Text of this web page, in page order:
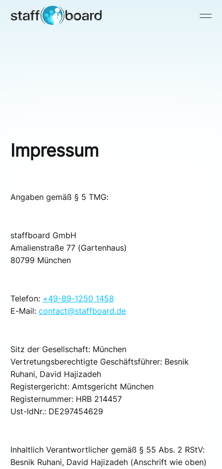
Impressum
Angaben gemäß § 5 TMG:
staffboard GmbH
Amalienstraße 77 (Gartenhaus)
80799 München
Telefon: +49-89-1250 1458
E-Mail: contact@staffboard.de
Sitz der Gesellschaft: München
Vertretungsberechtigte Geschäftsführer: Besnik
Ruhani, David Hajizadeh
Registergericht: Amtsgericht München
Registernummer: HRB 214457
Ust-IdNr.: DE297454629
Inhaltlich Verantwortlicher gemäß § 55 Abs. 2 RStV:
Besnik Ruhani, David Hajizadeh (Anschrift wie oben)